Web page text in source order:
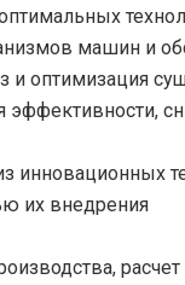
машин и
и оптимизация
инновационных
их внедрения